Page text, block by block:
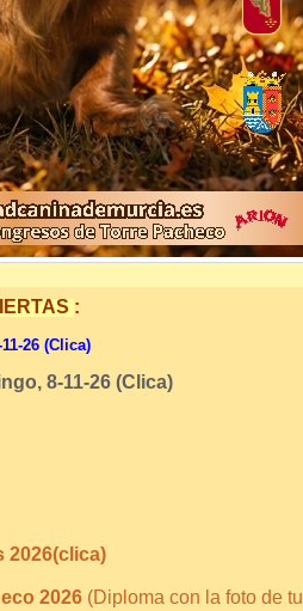
:
26 (Clica)
8-11-26 (Clica)
2026(clica)
2026 (Diploma con la foto de tu